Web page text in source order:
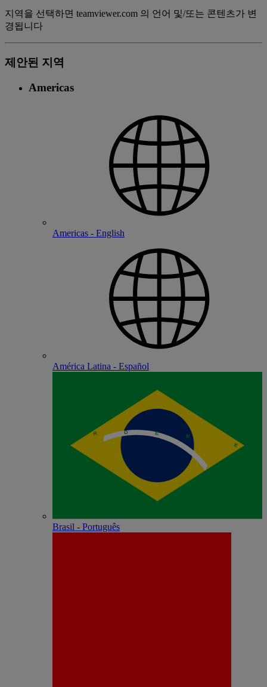
지역을 선택하면 teamviewer.com 의 언어 및/또는 콘텐츠가 변
경됩니다
제안된 지역
Americas
Americas - English
América Latina - Español
Brasil - Português